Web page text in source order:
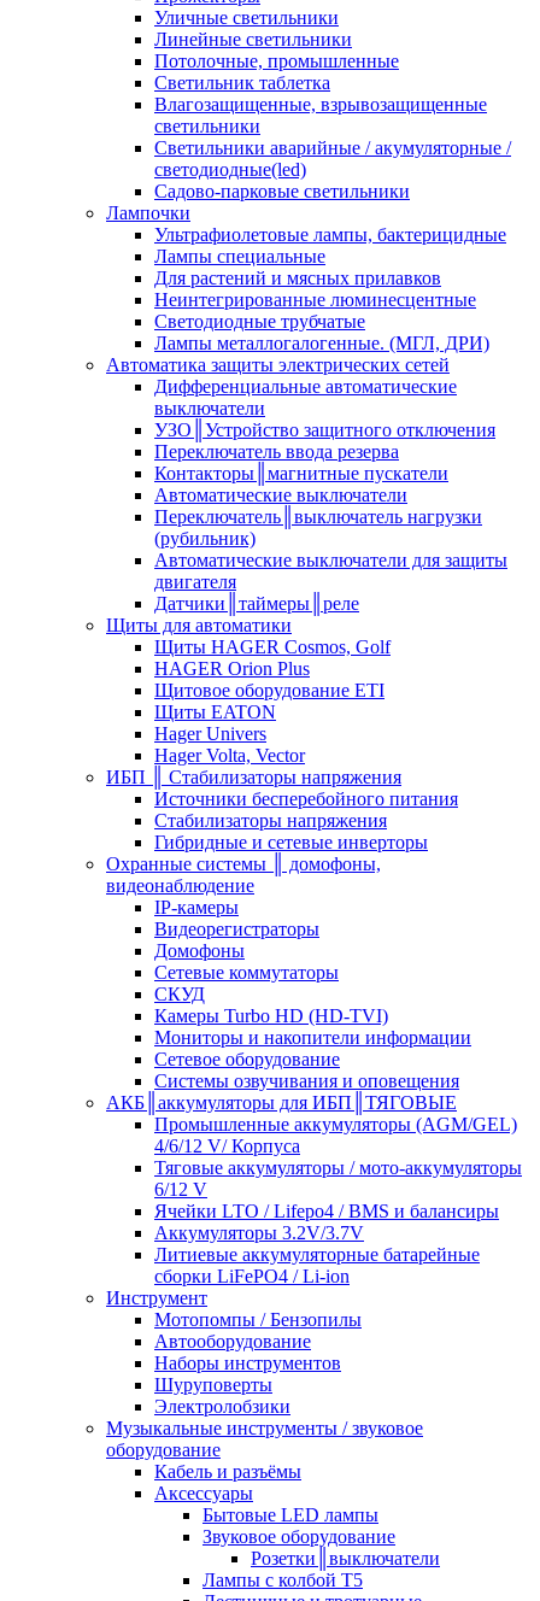
Уличные светильники
Линейные светильники
Потолочные, промышленные
Светильник таблетка
Влагозащищенные, взрывозащищенные
светильники
Светильники аварийные / акумуляторные /
светодиодные(led)
Садово-парковые светильники
Лампочки
Ультрафиолетовые лампы, бактерицидные
Лампы специальные
Для растений и мясных прилавков
Неинтегрированные люминесцентные
Светодиодные трубчатые
Лампы металлогалогенные. (МГЛ, ДРИ)
Автоматика защиты электрических сетей
Дифференциальные автоматические
выключатели
УЗО║Устройство защитного отключения
Переключатель ввода резерва
Контакторы║магнитные пускатели
Автоматические выключатели
Переключатель║выключатель нагрузки
(рубильник)
Автоматические выключатели для защиты
двигателя
Датчики║таймеры║реле
Щиты для автоматики
Щиты HAGER Cosmos, Golf
HAGER Orion Plus
Щитовое оборудование ETI
Щиты EATON
Hager Univers
Hager Volta, Vector
ИБП ║ Стабилизаторы напряжения
Источники бесперебойного питания
Стабилизаторы напряжения
Гибридные и сетевые инверторы
Охранные системы ║ домофоны,
видеонаблюдение
IP-камеры
Видеорегистраторы
Домофоны
Сетевые коммутаторы
СКУД
Камеры Turbo HD (HD-TVI)
Мониторы и накопители информации
Сетевое оборудование
Системы озвучивания и оповещения
АКБ║аккумуляторы для ИБП║ТЯГОВЫЕ
Промышленные аккумуляторы (AGM/GEL)
4/6/12 V/ Корпуса
Тяговые аккумуляторы / мото-аккумуляторы
6/12 V
Ячейки LTO / Lifepo4 / BMS и балансиры
Аккумуляторы 3.2V/3.7V
Литиевые аккумуляторные батарейные
сборки LiFePO4 / Li-ion
Инструмент
Мотопомпы / Бензопилы
Автооборудование
Наборы инструментов
Шуруповерты
Электролобзики
Музыкальные инструменты / звуковое
оборудование
Кабель и разъёмы
Аксессуары
Бытовые LED лампы
Звуковое оборудование
Розетки║выключатели
Лампы с колбой Т5